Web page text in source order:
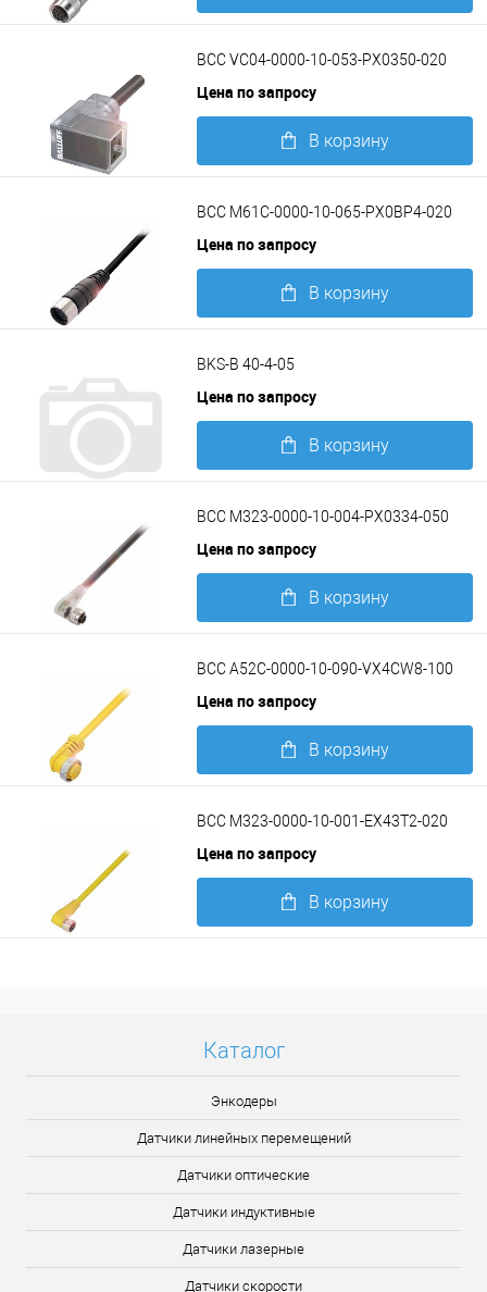
BCC VC04-0000-10-053-PX0350-020
Цена по запросу
В корзину
BCC M61C-0000-10-065-PX0BP4-020
Цена по запросу
В корзину
BKS-B 40-4-05
Цена по запросу
В корзину
BCC M323-0000-10-004-PX0334-050
Цена по запросу
В корзину
BCC A52C-0000-10-090-VX4CW8-100
Цена по запросу
В корзину
BCC M323-0000-10-001-EX43T2-020
Цена по запросу
В корзину
Каталог
Энкодеры
Датчики линейных перемещений
Датчики оптические
Датчики индуктивные
Датчики лазерные
Датчики скорости